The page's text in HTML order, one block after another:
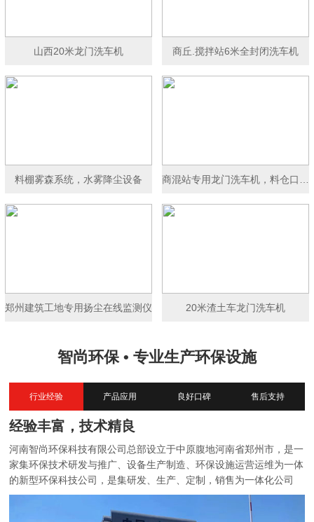
山西20米龙门洗车机 商丘.搅拌站6米全封闭洗车机
料棚雾森系统，水雾降尘设备 商混站专用龙门洗车机，料仓口洗车机
郑州建筑工地专用扬尘在线监测仪 20米渣土车龙门洗车机
智尚环保 • 专业生产环保设施
行业经验 产品应用 良好口碑 售后支持
经验丰富，技术精良
河南智尚环保科技有限公司总部设立于中原腹地河南省郑州市，是一
家集环保技术研发与推广、设备生产制造、环保设施运营运维为一体
的新型环保科技公司，是集研发、生产、定制，销售为一体化公司